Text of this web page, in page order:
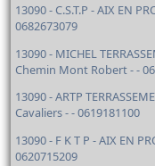
13090 - C.S.T.P - AIX EN
0682673079
13090 - MICHEL
Chemin Mont Robert - -
13090 - ARTP
Cavaliers - - 0619181100
13090 - F K T P - AIX EN
0620715209